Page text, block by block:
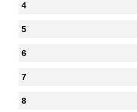
4
5
6
7
8